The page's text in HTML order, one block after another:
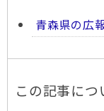
青森県の広
この記事に